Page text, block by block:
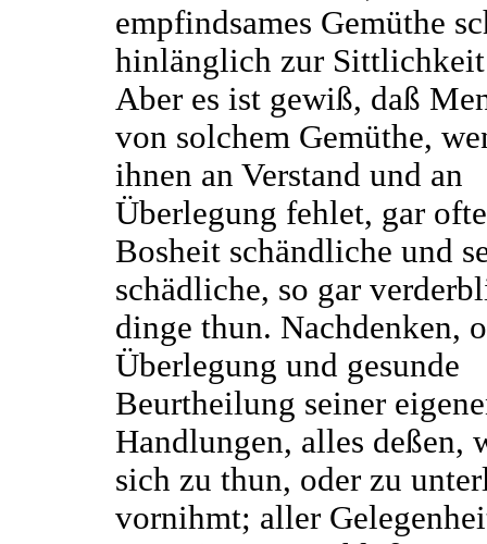
empfindsames Gemüthe
hinlänglich zur Sittlichkeit
Aber es ist gewiß, daß
von solchem Gemüthe,
ihnen an Verstand und an
Überlegung fehlet, gar
Bosheit schändliche und
schädliche, so gar
dinge thun. Nachdenken,
Überlegung und gesunde
Beurtheilung seiner
Handlungen, alles deßen,
sich zu thun, oder zu
vornihmt; aller